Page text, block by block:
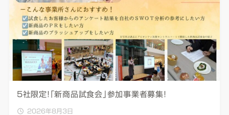
5社限定！「新商品試食会」参加事業者募集！
2026年8月3日